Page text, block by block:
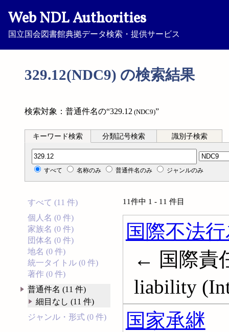
Web NDL Authorities
国立国会図書館典拠データ検索・提供サービス
329.12(NDC9) の検索結果
検索対象：普通件名の“329.12 (NDC9)”
キーワード検索 分類記号検索 識別子検索
分類記号検索
すべて 名称のみ 普通件名のみ ジャンルのみ
すべて (11 件)
個人名 (0 件)
家族名 (0 件)
団体名 (0 件)
地名 (0 件)
統一タイトル (0 件)
著作 (0 件)
普通件名 (11 件)
細目なし (11 件)
ジャンル・形式 (0 件)
11件中 1 - 11 件目
国際不法
← 国際責
liability
国家承継